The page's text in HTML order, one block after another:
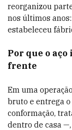
reorganizou
nos últimos
estabeleceu
Por que o aço
frente
Em uma
bruto e entrega
conformação,
dentro de casa